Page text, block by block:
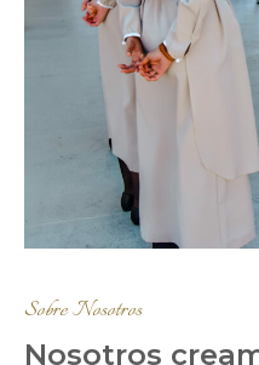
Sobre Nosotros
Nosotros